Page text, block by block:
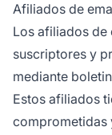
Afiliados de
Los afiliados de
suscriptores y
mediante
Estos afiliados
comprometidas